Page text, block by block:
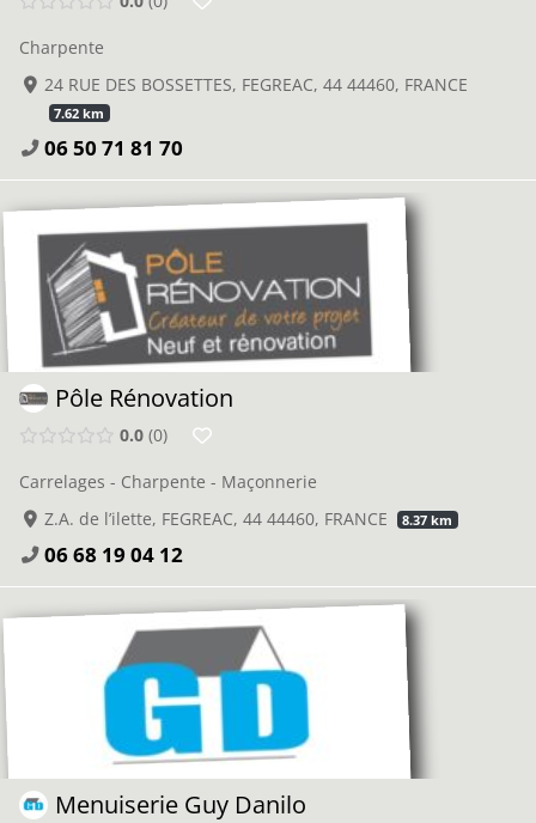
Charpente
24 RUE DES BOSSETTES, FEGREAC, 44 44460, FRANCE
7.62 km
06 50 71 81 70
Pôle Rénovation
0.0 0
Carrelages - Charpente - Maçonnerie
Z.A. de l’ilette, FEGREAC, 44 44460, FRANCE
8.37 km
06 68 19 04 12
Menuiserie Guy Danilo